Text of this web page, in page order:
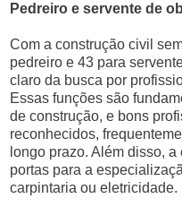
Pedreiro e servente de
Com a construção civil
pedreiro e 43 para
claro da busca por
Essas funções são
de construção, e bons
reconhecidos,
longo prazo. Além disso,
portas para a
carpintaria ou eletricidade.